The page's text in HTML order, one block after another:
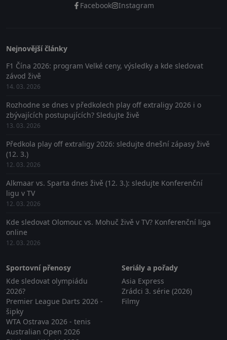
Facebook Instagram
Nejnovější články
F1 Čína 2026: program Velké ceny, výsledky a kde sledovat
závod živě
14. 03. 2026
Rozhodne se dnes v předkolech play off extraligy 2026 i o
zbývajících postupujících? Sledujte živě
13. 03. 2026
Předkola play off extraligy 2026: sledujte dnešní zápasy živě
(12. 3.)
12. 03. 2026
Alkmaar vs. Sparta dnes živě (12. 3.): sledujte Konferenční
ligu v TV
12. 03. 2026
Kde sledovat Olomouc vs. Mohuč živě v TV? Konferenční liga
online
12. 03. 2026
Sportovní přenosy
Kde sledovat olympiádu
2026?
Premier League Darts 2026 -
šipky
WTA Ostrava 2026 - tenis
Australian Open 2026
Seriály a pořady
Asia Express
Zrádci 3. série (2026)
Filmy